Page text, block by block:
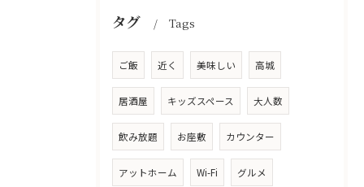
タグ Tags
ご飯 近く 美味しい 高城
居酒屋 キッズスペース 大人数
飲み放題 お座敷 カウンター
アットホーム Wi-Fi グルメ